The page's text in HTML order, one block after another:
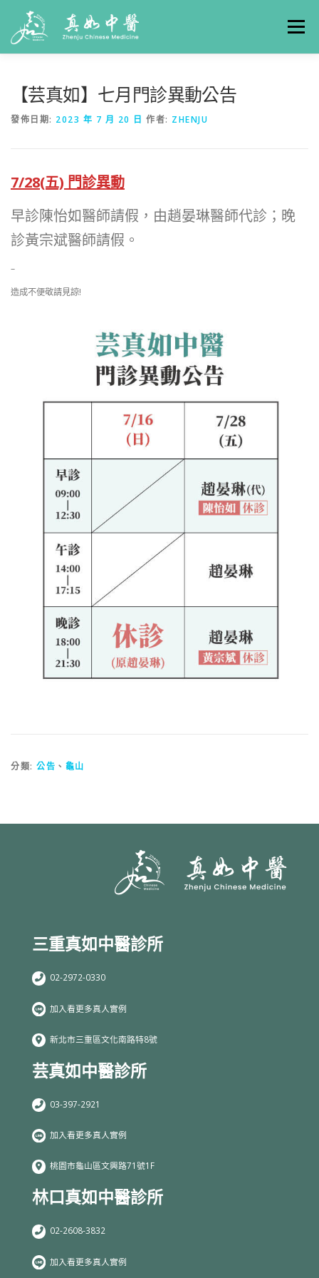
選單
【芸真如】七月門診異動公告
發佈日期: 2023 年 7 月 20 日 作者: ZHENJU
7/28(五) 門診異動
早診陳怡如醫師請假，由趙晏琳醫師代診；晚
診黃宗斌醫師請假。
–
造成不便敬請見諒!
分類: 公告 、 龜山
三重真如中醫診所
02-2972-0330
加入看更多真人實例
新北市三重區文化南路特8號
芸真如中醫診所
03-397-2921
加入看更多真人實例
桃園市龜山區文興路71號1F
林口真如中醫診所
02-2608-3832
加入看更多真人實例